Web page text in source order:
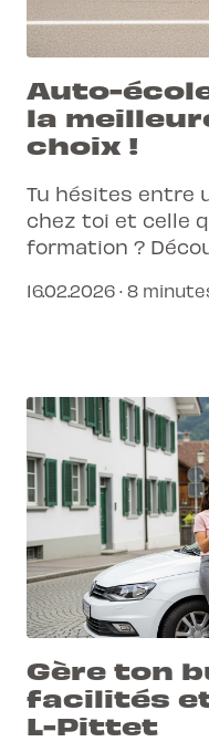
Auto-
la
choix !
Tu hésites entre
chez toi et celle
formation ?
16.02.2026 · 8
Gère ton
facilités
L-Pittet